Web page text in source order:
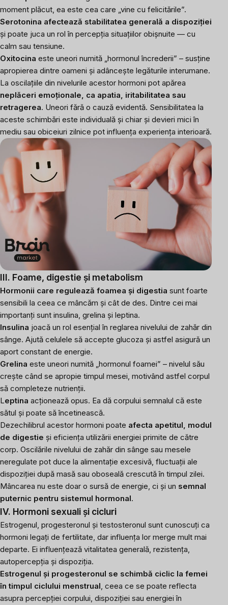
moment plăcut, ea este cea care „vine cu felicitările”.
Serotonina afectează stabilitatea generală a dispoziției
și poate juca un rol în percepția situațiilor obișnuite — cu
calm sau tensiune.
Oxitocina este uneori numită „hormonul încrederii” – susține
apropierea dintre oameni și adâncește legăturile interumane.
La oscilațiile din nivelurile acestor hormoni pot apărea
neplăceri emoționale, ca apatia, iritabilitatea sau
retragerea. Uneori fără o cauză evidentă. Sensibilitatea la
aceste schimbări este individuală și chiar și devieri mici în
mediu sau obiceiuri zilnice pot influența experiența interioară.
III. Foame, digestie și metabolism
Hormonii care regulează foamea și digestia sunt foarte
sensibili la ceea ce mâncăm și cât de des. Dintre cei mai
importanți sunt insulina, grelina și leptina.
Insulina joacă un rol esențial în reglarea nivelului de zahăr din
sânge. Ajută celulele să accepte glucoza și astfel asigură un
aport constant de energie.
Grelina este uneori numită „hormonul foamei” – nivelul său
crește când se apropie timpul mesei, motivând astfel corpul
să completeze nutrienții.
Leptina acționează opus. Ea dă corpului semnalul că este
sătul și poate să încetinească.
Dezechilibrul acestor hormoni poate afecta apetitul, modul
de digestie și eficiența utilizării energiei primite de către
corp. Oscilările nivelului de zahăr din sânge sau mesele
neregulate pot duce la alimentație excesivă, fluctuații ale
dispoziției după masă sau oboseală crescută în timpul zilei.
Mâncarea nu este doar o sursă de energie, ci și un semnal
puternic pentru sistemul hormonal.
IV. Hormoni sexuali și cicluri
Estrogenul, progesteronul și testosteronul sunt cunoscuți ca
hormoni legați de fertilitate, dar influența lor merge mult mai
departe. Ei influențează vitalitatea generală, rezistența,
autopercepția și dispoziția.
Estrogenul și progesteronul se schimbă ciclic la femei
în timpul ciclului menstrual, ceea ce se poate reflecta
asupra percepției corpului, dispoziției sau energiei în